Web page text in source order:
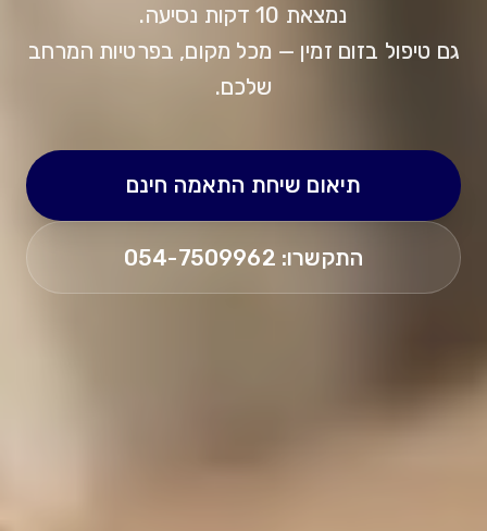
נמצאת 10 דקות נסיעה.
גם טיפול בזום זמין — מכל מקום, בפרטיות המרחב
שלכם.
תיאום שיחת התאמה חינם
התקשרו: 054-7509962